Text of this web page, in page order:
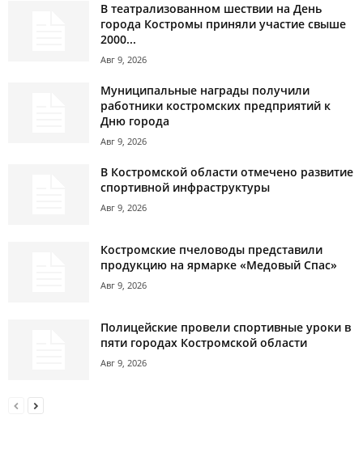
В театрализованном шествии на День
города Костромы приняли участие свыше
2000...
Авг 9, 2026
Муниципальные награды получили
работники костромских предприятий к
Дню города
Авг 9, 2026
В Костромской области отмечено развитие
спортивной инфраструктуры
Авг 9, 2026
Костромские пчеловоды представили
продукцию на ярмарке «Медовый Спас»
Авг 9, 2026
Полицейские провели спортивные уроки в
пяти городах Костромской области
Авг 9, 2026